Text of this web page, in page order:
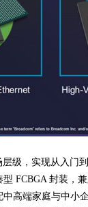
级，实现从入门
FCBGA 封装，
高端家庭与中小